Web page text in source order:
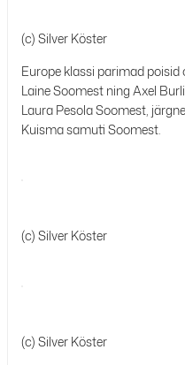
(c) Silver Köster
Europe klassi parimad poisid
Laine Soomest ning Axel
Laura Pesola Soomest,
Kuisma samuti Soomest.
(c) Silver Köster
(c) Silver Köster